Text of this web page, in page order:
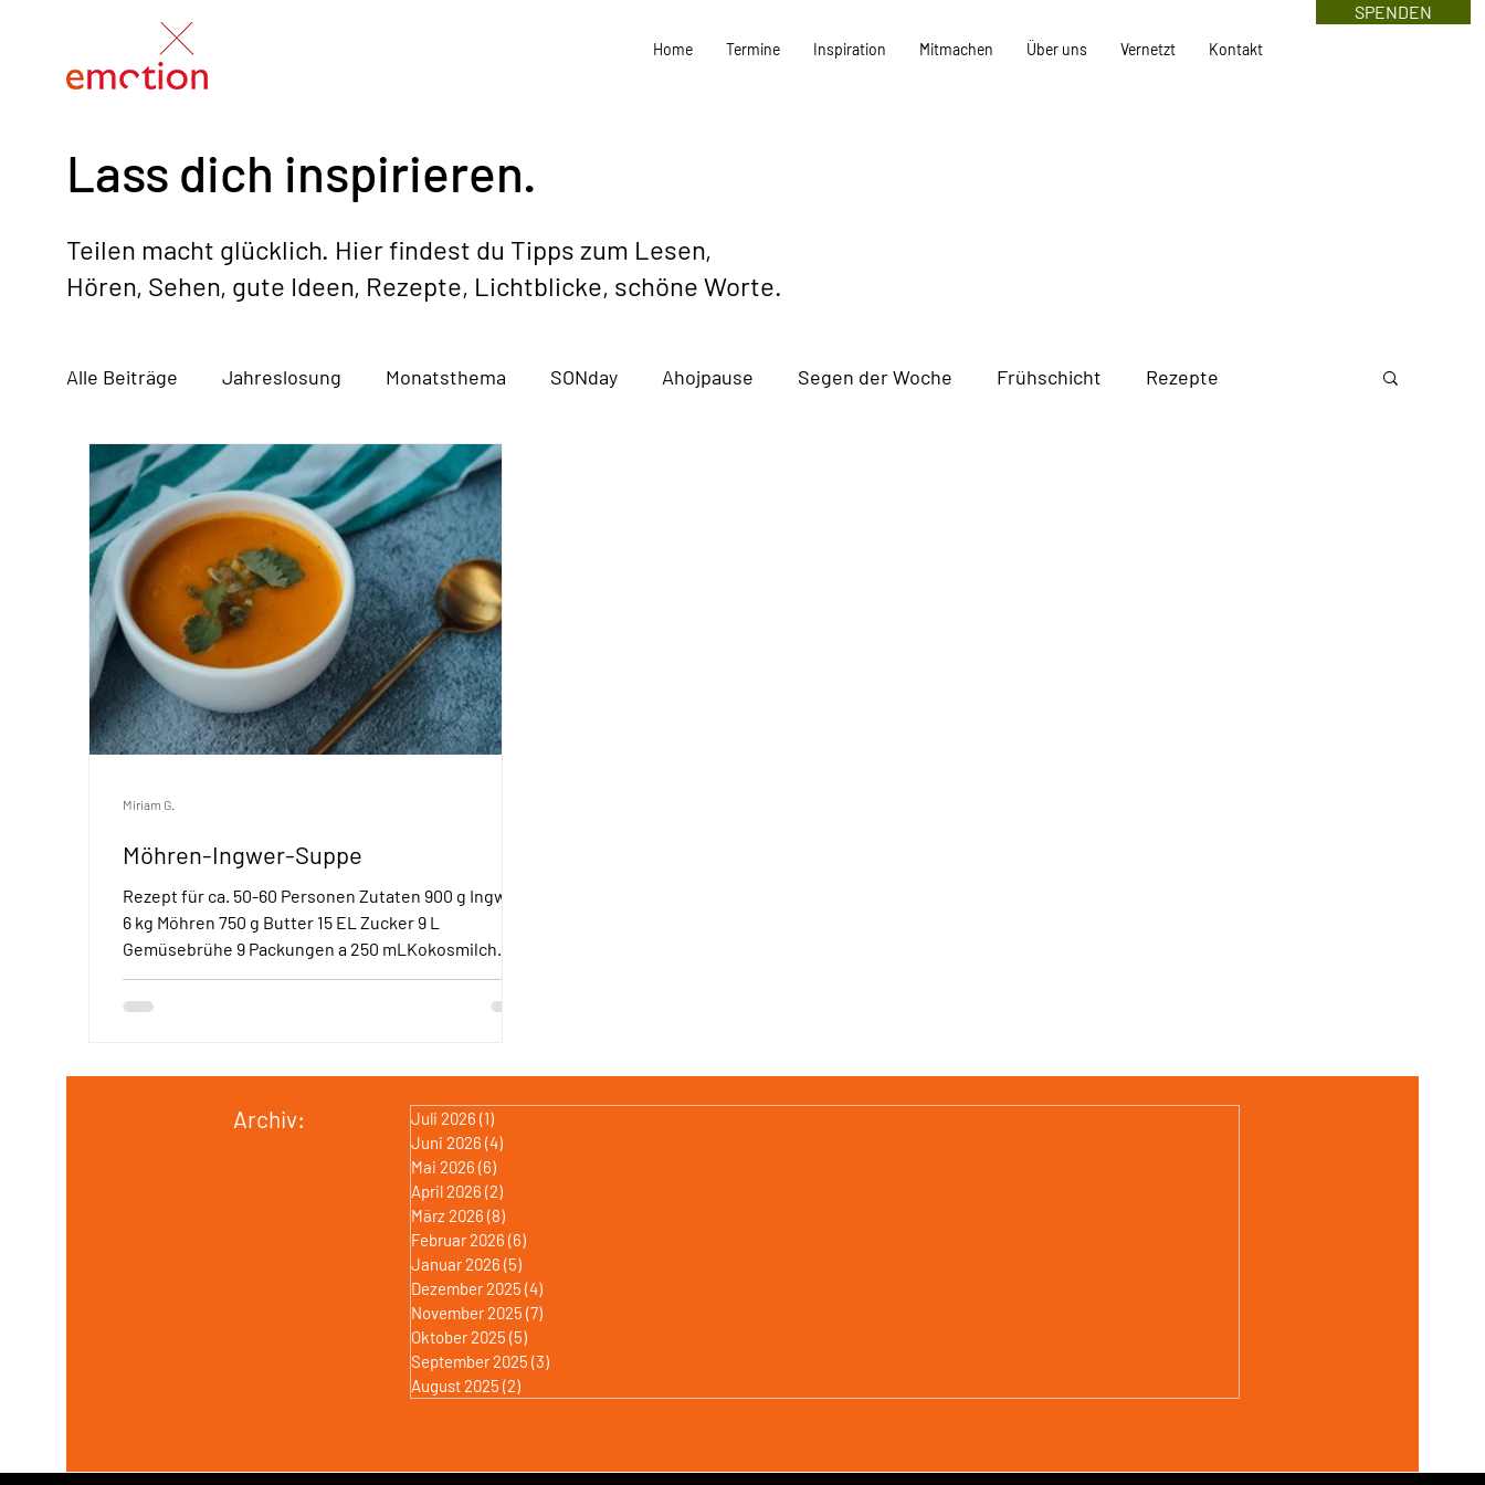
Home Termine Inspiration Mitmachen Über uns Vernetzt Kontakt
SPENDEN
Lass dich inspirieren.
Teilen macht glücklich. Hier findest du Tipps zum Lesen,
Hören, Sehen, gute Ideen, Rezepte, Lichtblicke, schöne Worte.
Alle Beiträge Jahreslosung Monatsthema SONday Ahojpause Segen der Woche Frühschicht Rezepte
Bücher / Musik / Filme / Podcasts Vorstand
Möhren-Ingwer-Suppe
Rezept für ca. 50-60 Personen Zutaten 900 g Ingwer
6 kg Möhren 750 g Butter 15 EL Zucker 9 L
Gemüsebrühe 9 Packungen a 250 mLKokosmilch...
Miriam G.
Archiv: Juli 2026 (1)
Juni 2026 (4)
Mai 2026 (6)
April 2026 (2)
März 2026 (8)
Februar 2026 (6)
Januar 2026 (5)
Dezember 2025 (4)
November 2025 (7)
Oktober 2025 (5)
September 2025 (3)
August 2025 (2)